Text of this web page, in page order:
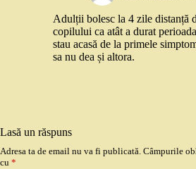
Adulții bolesc la 4 zile distanță
copilului ca atât a durat
stau acasă de la primele
sa nu dea și altora.
Lasă un răspuns
Adresa ta de email nu va fi publicată. Câmpurile
cu *